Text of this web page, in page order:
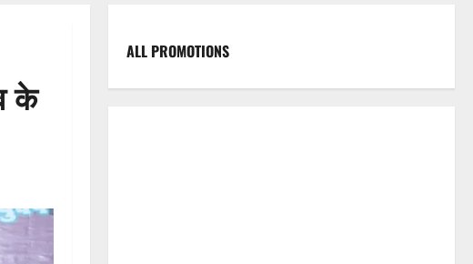
के
ALL PROMOTIONS